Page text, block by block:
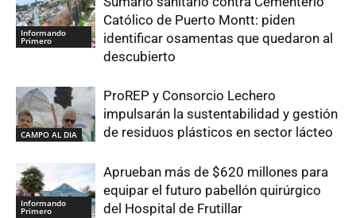
Informando
Primero
Católico de Puerto Montt: piden
identificar osamentas que quedaron al
descubierto
CAMPO AL DIA
ProREP y Consorcio Lechero
impulsarán la sustentabilidad y gestión
de residuos plásticos en sector lácteo
Informando
Primero
Aprueban más de $620 millones para
equipar el futuro pabellón quirúrgico
del Hospital de Frutillar